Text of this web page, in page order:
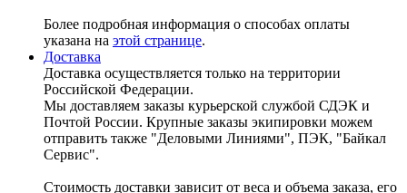
Более подробная информация о способах оплаты
указана на этой странице.
Доставка
Доставка осуществляется только на территории
Российской Федерации.
Мы доставляем заказы курьерской службой СДЭК и
Почтой России. Крупные заказы экипировки можем
отправить также "Деловыми Линиями", ПЭК, "Байкал
Сервис".
Стоимость доставки зависит от веса и объема заказа, его